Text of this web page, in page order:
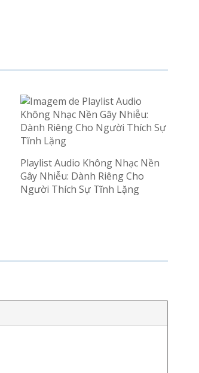
Playlist Audio Không Nhạc Nền
Gây Nhiễu: Dành Riêng Cho
Người Thích Sự Tĩnh Lặng